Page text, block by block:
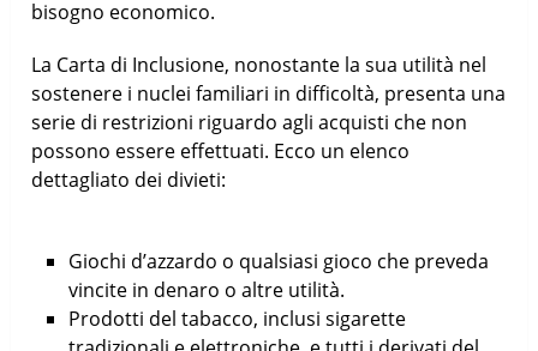
bisogno economico.
La Carta di Inclusione, nonostante la sua utilità nel
sostenere i nuclei familiari in difficoltà, presenta una
serie di restrizioni riguardo agli acquisti che non
possono essere effettuati. Ecco un elenco
dettagliato dei divieti:
Giochi d’azzardo o qualsiasi gioco che preveda
vincite in denaro o altre utilità.
Prodotti del tabacco, inclusi sigarette